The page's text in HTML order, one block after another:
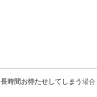
長時間お待たせしてしまう場合